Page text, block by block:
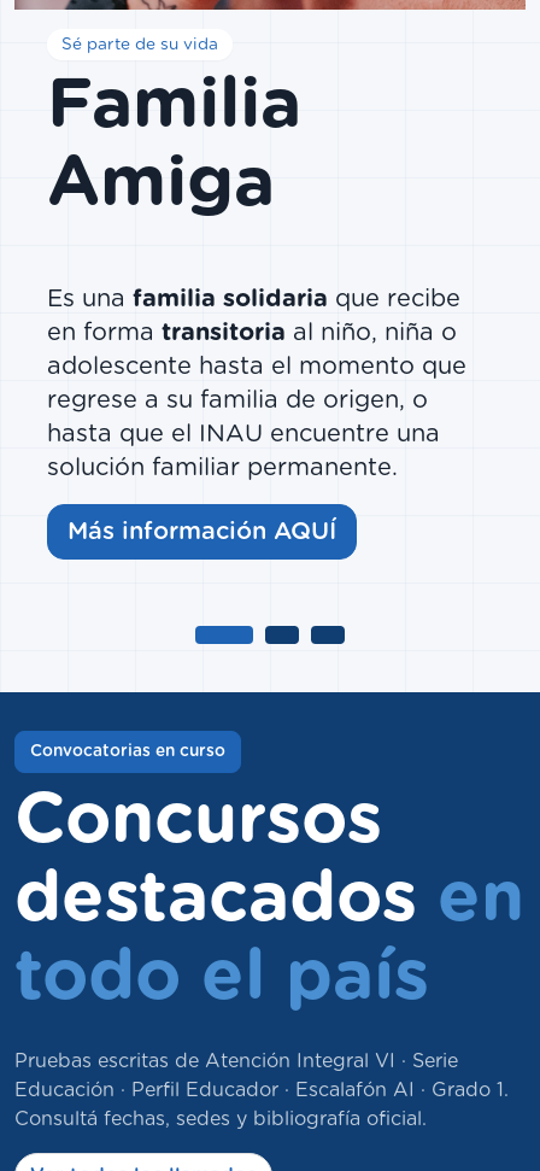
Sé parte de su vida
Familia
Amiga
Es una familia solidaria que recibe
en forma transitoria al niño, niña o
adolescente hasta el momento que
regrese a su familia de origen, o
hasta que el INAU encuentre una
solución familiar permanente.
Más información AQUÍ
Convocatorias en curso
Concursos
destacados en
todo el país
Pruebas escritas de Atención Integral VI · Serie
Educación · Perfil Educador · Escalafón AI · Grado 1.
Consultá fechas, sedes y bibliografía oficial.